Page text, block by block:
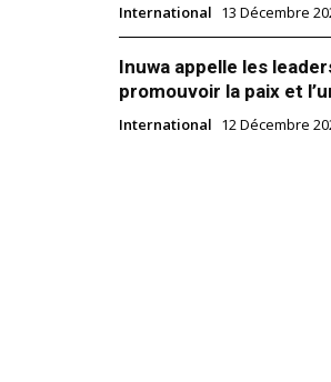
International 13 Décembre
Inuwa appelle les
promouvoir la paix et
International 12 Décembre